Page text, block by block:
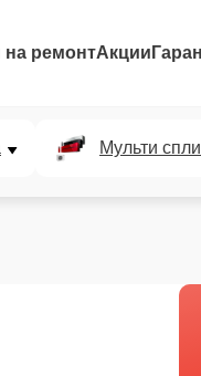
ремонтАкции
Мульти